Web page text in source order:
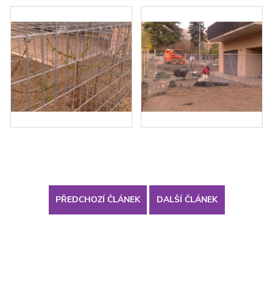
PŘEDCHOZÍ ČLÁNEK DALŠÍ ČLÁNEK